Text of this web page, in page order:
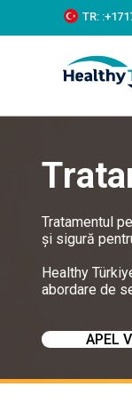
k
c
TR:
Tratamentul
și sigură
Healthy
abordare de
APEL